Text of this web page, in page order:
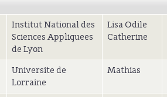
Institut National des
Sciences Appliquees
de Lyon
Lisa Odile
Catherine
Universite de
Lorraine
Mathias